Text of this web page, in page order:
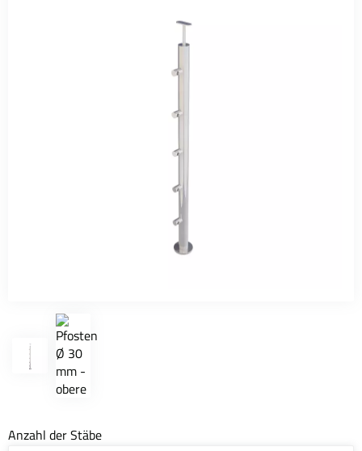
Anzahl der Stäbe